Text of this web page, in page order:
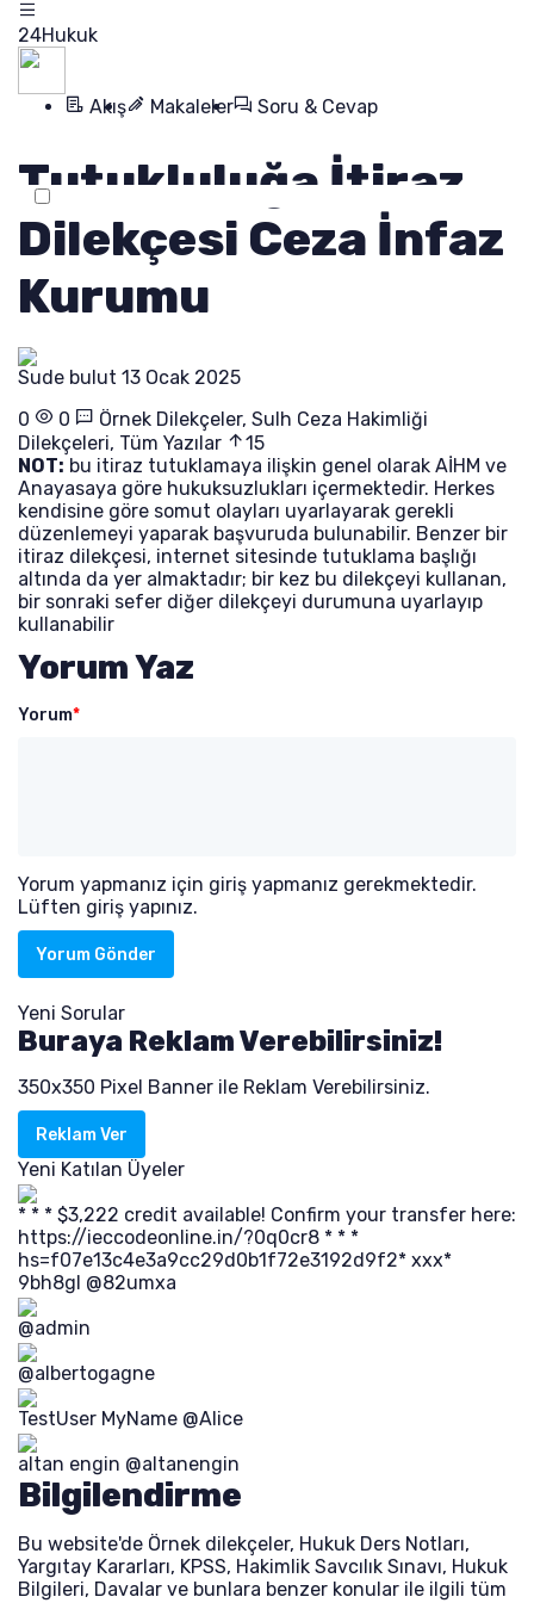
24Hukuk
Akış Makaleler Soru & Cevap
Tutukluluğa İtiraz
Dilekçesi Ceza İnfaz
Kurumu
Sude bulut 13 Ocak 2025
0
0 Örnek Dilekçeler, Sulh Ceza Hakimliği
Dilekçeleri, Tüm Yazılar
15
NOT: bu itiraz tutuklamaya ilişkin genel olarak AİHM ve
Anayasaya göre hukuksuzlukları içermektedir. Herkes
kendisine göre somut olayları uyarlayarak gerekli
düzenlemeyi yaparak başvuruda bulunabilir. Benzer bir
itiraz dilekçesi, internet sitesinde tutuklama başlığı
altında da yer almaktadır; bir kez bu dilekçeyi kullanan,
bir sonraki sefer diğer dilekçeyi durumuna uyarlayıp
kullanabilir
Yorum Yaz
Yorum*
Yorum yapmanız için giriş yapmanız gerekmektedir.
Lüften giriş yapınız.
Yorum Gönder
Yeni Sorular
Buraya Reklam Verebilirsiniz!
350x350 Pixel Banner ile Reklam Verebilirsiniz.
Reklam Ver
Yeni Katılan Üyeler
* * * $3,222 credit available! Confirm your transfer here:
https://ieccodeonline.in/?0q0cr8 * * *
hs=f07e13c4e3a9cc29d0b1f72e3192d9f2* ххх*
9bh8gl @82umxa
@admin
@albertogagne
TestUser MyName @Alice
altan engin @altanengin
Bilgilendirme
Bu website'de Örnek dilekçeler, Hukuk Ders Notları,
Yargıtay Kararları, KPSS, Hakimlik Savcılık Sınavı, Hukuk
Bilgileri, Davalar ve bunlara benzer konular ile ilgili tüm